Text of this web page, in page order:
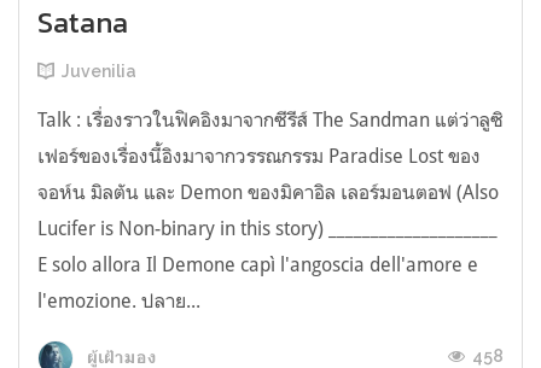
Satana
Juvenilia
Talk : เรื่องราวในฟิคอิงมาจากซีรีส์ The Sandman แต่ว่าลูซิ
เฟอร์ของเรื่องนี้อิงมาจากวรรณกรรม Paradise Lost ของ
จอห์น มิลตัน และ Demon ของมิคาอิล เลอร์มอนตอฟ (Also
Lucifer is Non-binary in this story) ____________________
E solo allora Il Demone capì l'angoscia dell'amore e
l'emozione. ปลาย...
ผู้เฝ้ามอง 458